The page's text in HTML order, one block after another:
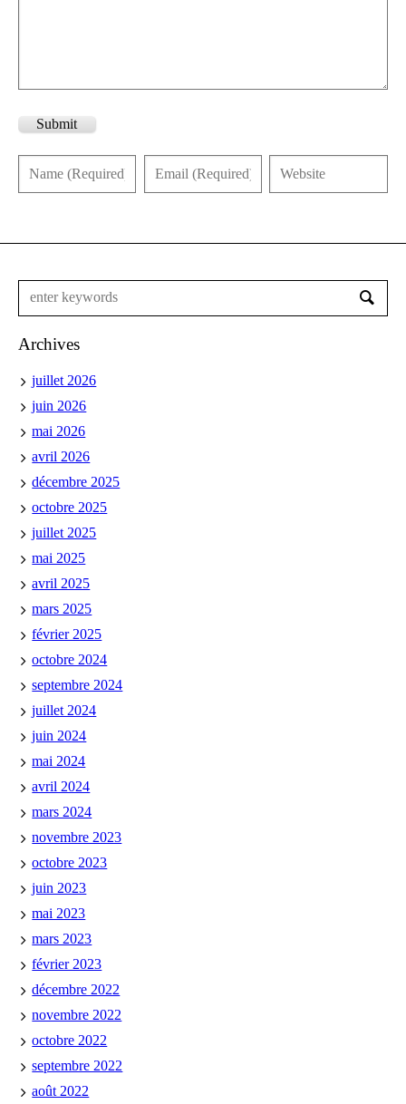
Submit
Archives
juillet 2026
juin 2026
mai 2026
avril 2026
décembre 2025
octobre 2025
juillet 2025
mai 2025
avril 2025
mars 2025
février 2025
octobre 2024
septembre 2024
juillet 2024
juin 2024
mai 2024
avril 2024
mars 2024
novembre 2023
octobre 2023
juin 2023
mai 2023
mars 2023
février 2023
décembre 2022
novembre 2022
octobre 2022
septembre 2022
août 2022